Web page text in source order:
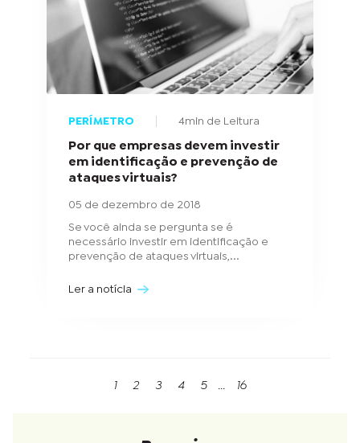
PERÍMETRO 4min de Leitura
Por que empresas devem investir
em identificação e prevenção de
ataques virtuais?
05 de dezembro de 2018
Se você ainda se pergunta se é
necessário investir em identificação e
prevenção de ataques virtuais,...
Ler a notícia
1 2 3 4 5 16